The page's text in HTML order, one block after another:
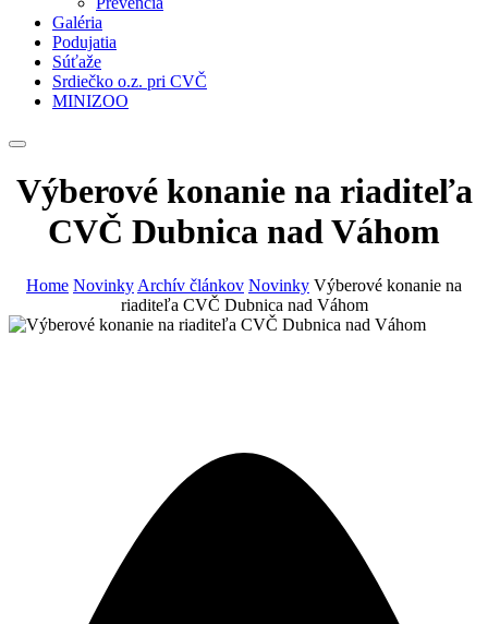
Galéria
Podujatia
Súťaže
Srdiečko o.z. pri CVČ
MINIZOO
Výberové konanie na riaditeľa
CVČ Dubnica nad Váhom
Home Novinky Archív článkov Novinky Výberové konanie na
riaditeľa CVČ Dubnica nad Váhom